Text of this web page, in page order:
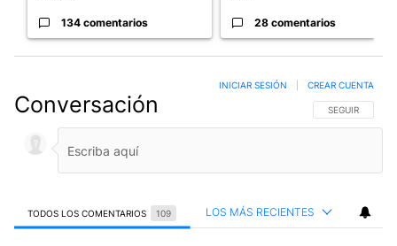
134 comentarios 28 comentarios
Conversación SIGA ESTA
SEGUIR
INICIAR SESIÓN CREAR CUENTA
TODOS LOS COMENTARIOS 109 LOS MÁS RECIENTES